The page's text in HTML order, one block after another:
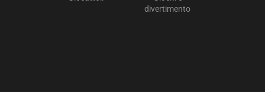
divertimento